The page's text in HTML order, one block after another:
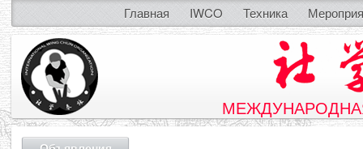
Главная IWCO Техника